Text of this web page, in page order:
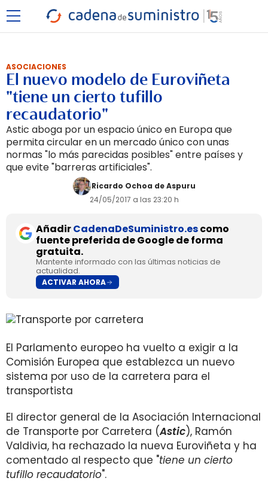
ASOCIACIONES
El nuevo modelo de Euroviñeta
"tiene un cierto tufillo
recaudatorio"
Astic aboga por un espacio único en Europa que
permita circular en un mercado único con unas
normas "lo más parecidas posibles" entre países y
que evite "barreras artificiales".
Ricardo Ochoa de Aspuru
24/05/2017 a las 23:20 h
AñadirCadenaDeSuministro.escomo
fuente preferida de Google de forma
gratuita.
Mantente informado con las últimas noticias de
actualidad.
ACTIVAR AHORA
El Parlamento europeo ha vuelto a exigir a la
Comisión Europea que establezca un nuevo
sistema por uso de la carretera para el
transportista
El director general de la Asociación Internacional
de Transporte por Carretera (Astic), Ramón
Valdivia, ha rechazado la nueva Euroviñeta y ha
comentado al respecto que "tiene un cierto
tufillo recaudatorio".